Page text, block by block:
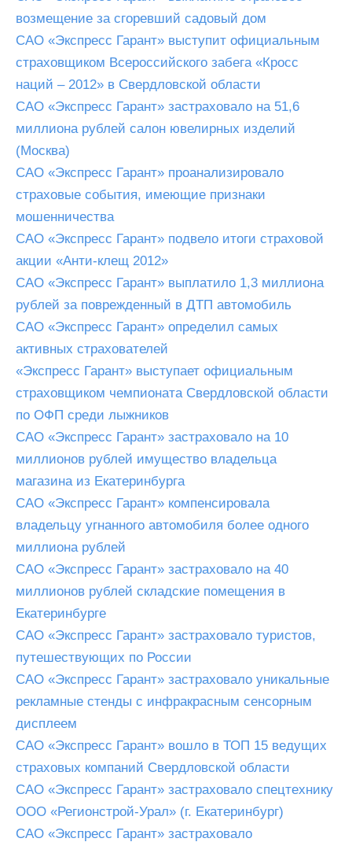
возмещение за сгоревший садовый дом
САО «Экспресс Гарант» выступит официальным
страховщиком Всероссийского забега «Кросс
наций – 2012» в Свердловской области
САО «Экспресс Гарант» застраховало на 51,6
миллиона рублей салон ювелирных изделий
(Москва)
САО «Экспресс Гарант» проанализировало
страховые события, имеющие признаки
мошенничества
САО «Экспресс Гарант» подвело итоги страховой
акции «Анти-клещ 2012»
САО «Экспресс Гарант» выплатило 1,3 миллиона
рублей за поврежденный в ДТП автомобиль
САО «Экспресс Гарант» определил самых
активных страхователей
«Экспресс Гарант» выступает официальным
страховщиком чемпионата Свердловской области
по ОФП среди лыжников
САО «Экспресс Гарант» застраховало на 10
миллионов рублей имущество владельца
магазина из Екатеринбурга
САО «Экспресс Гарант» компенсировала
владельцу угнанного автомобиля более одного
миллиона рублей
САО «Экспресс Гарант» застраховало на 40
миллионов рублей складские помещения в
Екатеринбурге
САО «Экспресс Гарант» застраховало туристов,
путешествующих по России
САО «Экспресс Гарант» застраховало уникальные
рекламные стенды с инфракрасным сенсорным
дисплеем
САО «Экспресс Гарант» вошло в ТОП 15 ведущих
страховых компаний Свердловской области
САО «Экспресс Гарант» застраховало спецтехнику
ООО «Регионстрой-Урал» (г. Екатеринбург)
САО «Экспресс Гарант» застраховало